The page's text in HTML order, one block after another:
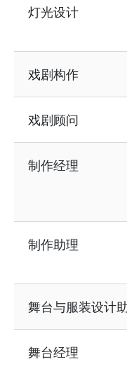
灯光设计
戏剧构作
戏剧顾问
制作经理
制作助理
舞台与服装设计
舞台经理